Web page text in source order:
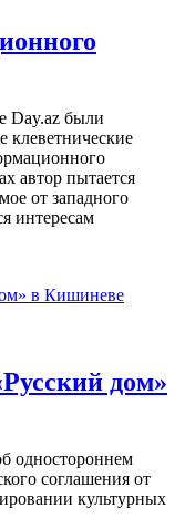
Day.az были
клеветнические
автор пытается
от западного
интересам
дом»
одностороннем
соглашения от
культурных